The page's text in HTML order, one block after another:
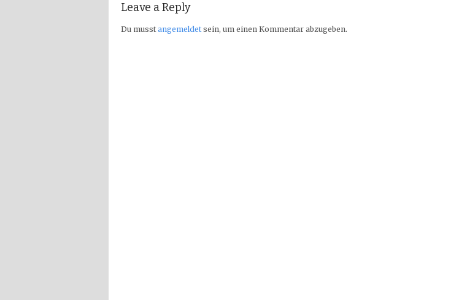
Leave a Reply
Du musstangemeldetsein, um einen Kommentar abzugeben.